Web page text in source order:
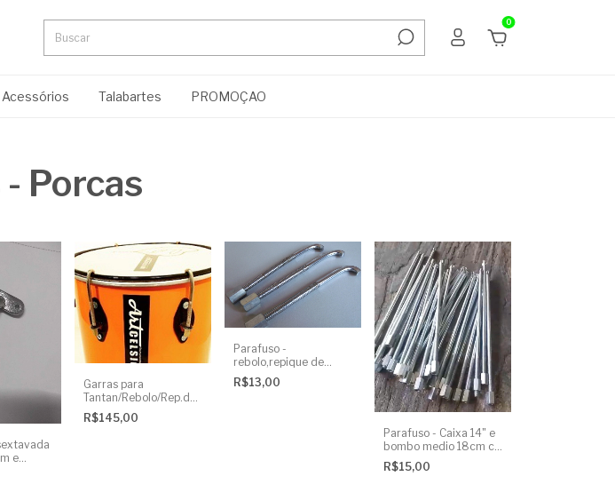
0
Acessórios Talabartes PROMOÇAO
Porcas
e
Garras para
Tantan/Rebolo/Rep.de
Mão (06 UND)
R$145,00
Parafuso -
rebolo,repique de
mão/anel - 11cm c/
porca - UNIDADE
R$13,00
Parafuso - Caixa 14" e
bombo medio 18cm c/
porca - UNIDADE
R$15,00